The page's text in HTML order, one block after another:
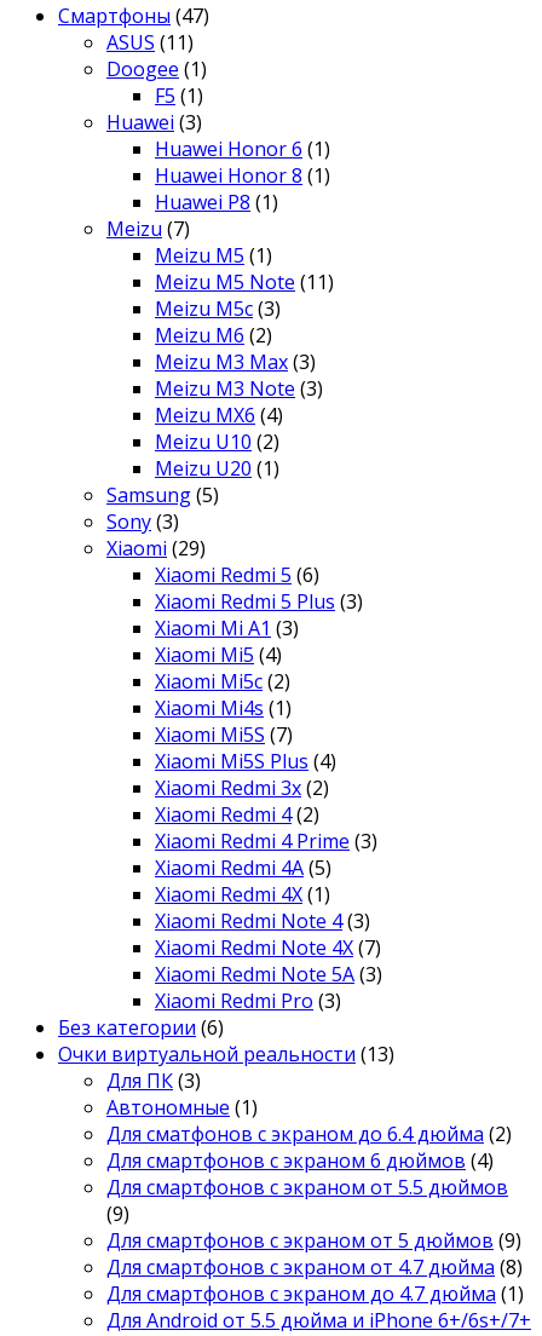
Смартфоны (47)
ASUS (11)
Doogee (1)
F5 (1)
Huawei (3)
Huawei Honor 6 (1)
Huawei Honor 8 (1)
Huawei P8 (1)
Meizu (7)
Meizu M5 (1)
Meizu M5 Note (11)
Meizu M5c(3)
Meizu M6 (2)
Meizu M3 Max(3)
Meizu M3 Note (3)
Meizu MX6 (4)
Meizu U10 (2)
Meizu U20 (1)
Samsung(5)
Sony(3)
Xiaomi (29)
Xiaomi Redmi 5 (6)
Xiaomi Redmi 5 Plus (3)
Xiaomi Mi A1 (3)
Xiaomi Mi5 (4)
Xiaomi Mi5c(2)
Xiaomi Mi4s (1)
Xiaomi Mi5S (7)
Xiaomi Mi5S Plus (4)
Xiaomi Redmi 3x(2)
Xiaomi Redmi 4(2)
Xiaomi Redmi 4 Prime (3)
Xiaomi Redmi 4A(5)
Xiaomi Redmi 4X(1)
Xiaomi Redmi Note 4(3)
Xiaomi Redmi Note 4X(7)
Xiaomi Redmi Note 5A(3)
Xiaomi Redmi Pro (3)
Без категории (6)
Очки виртуальной реальности (13)
Для ПК(3)
Автономные (1)
Для сматфонов с экраном до 6.4 дюйма (2)
Для смартфонов с экраном 6 дюймов (4)
Для смартфонов с экраном от 5.5 дюймов
(9)
Для смартфонов с экраном от 5 дюймов (9)
Для смартфонов с экраном от 4.7 дюйма (8)
Для смартфонов с экраном до 4.7 дюйма (1)
Для Android от 5.5 дюйма и iPhone 6+/6s+/7+